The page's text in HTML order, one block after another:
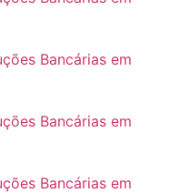
Bancárias em
Bancárias em
Bancárias em